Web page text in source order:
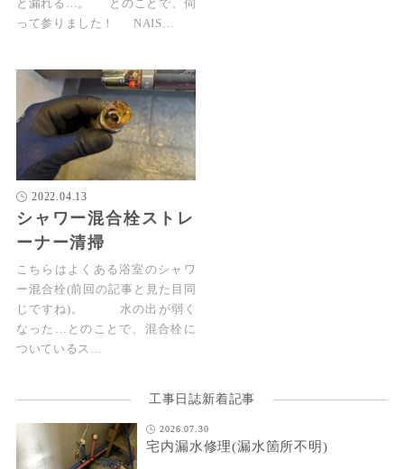
と漏れる…。 とのことで、伺
って参りました！ NAIS…
2022.04.13
シャワー混合栓ストレ
ーナー清掃
こちらはよくある浴室のシャワ
ー混合栓(前回の記事と見た目同
じですね)。 水の出が弱く
なった…とのことで、混合栓に
ついているス…
工事日誌新着記事
2026.07.30
宅内漏水修理(漏水箇所不明)